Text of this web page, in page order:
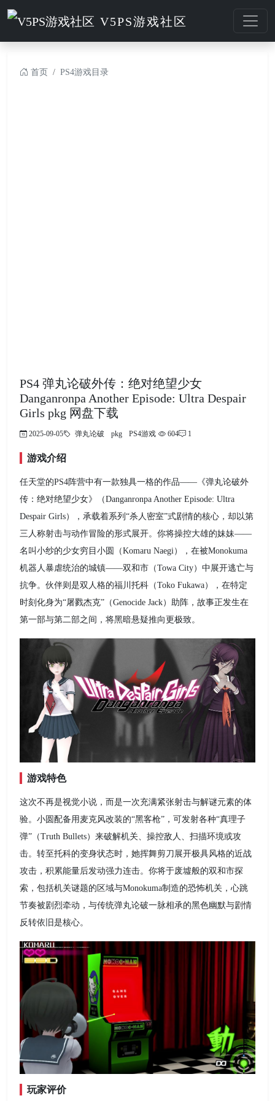
V5PS游戏社区
首页 PS4游戏目录
PS4 弹丸论破外传：绝对绝望少女
Danganronpa Another Episode: Ultra Despair
Girls pkg 网盘下载
2025-09-05 弹丸论破 pkg PS4游戏 604 1
游戏介绍
任天堂的PS4阵营中有一款独具一格的作品——《弹丸论破外
传：绝对绝望少女》（Danganronpa Another Episode: Ultra
Despair Girls），承载着系列“杀人密室”式剧情的核心，却以第
三人称射击与动作冒险的形式展开。你将操控大雄的妹妹——
名叫小纱的少女穷目小圆（Komaru Naegi），在被Monokuma
机器人暴虐统治的城镇——双和市（Towa City）中展开逃亡与
抗争。伙伴则是双人格的福川托科（Toko Fukawa），在特定
时刻化身为“屠戮杰克”（Genocide Jack）助阵，故事正发生在
第一部与第二部之间，将黑暗悬疑推向更极致。
游戏特色
这次不再是视觉小说，而是一次充满紧张射击与解谜元素的体
验。小圆配备用麦克风改装的“黑客枪”，可发射各种“真理子
弹”（Truth Bullets）来破解机关、操控敌人、扫描环境或攻
击。转至托科的变身状态时，她挥舞剪刀展开极具风格的近战
攻击，积累能量后发动强力连击。你将于废墟般的双和市探
索，包括机关谜题的区域与Monokuma制造的恐怖机关，心跳
节奏被剧烈牵动，与传统弹丸论破一脉相承的黑色幽默与剧情
反转依旧是核心。
玩家评价